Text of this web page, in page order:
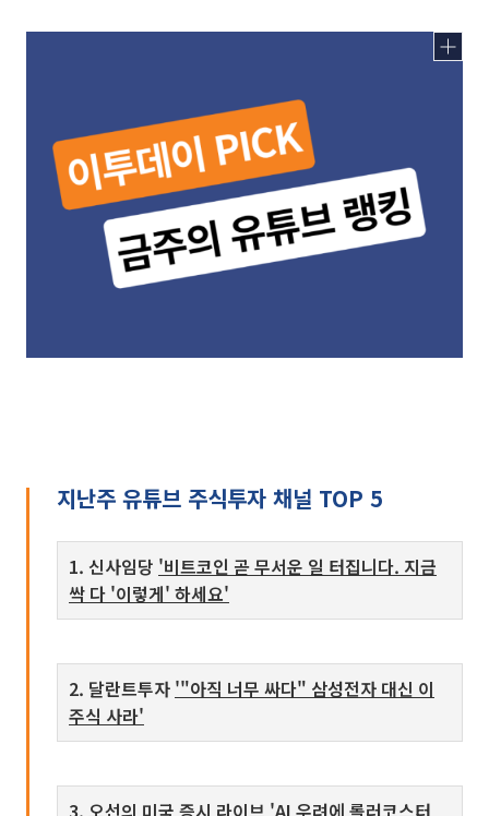
지난주 유튜브 주식투자 채널 TOP 5
1. 신사임당 '비트코인 곧 무서운 일 터집니다. 지금
싹 다 '이렇게' 하세요'
2. 달란트투자 '"아직 너무 싸다" 삼성전자 대신 이
주식 사라'